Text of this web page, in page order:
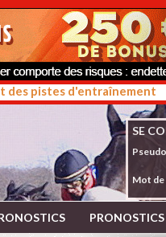
des pistes d'entraînement
SE
Pseudo
Mot de
PRONOSTICS